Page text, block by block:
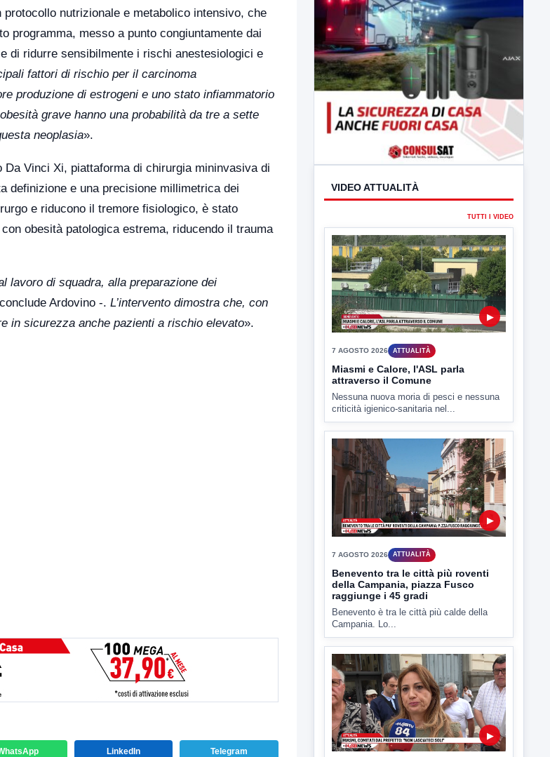
protocollo nutrizionale e metabolico intensivo, che
programma, messo a punto congiuntamente dai
di ridurre sensibilmente i rischi anestesiologici e
fattori di rischio per il carcinoma
produzione di estrogeni e uno stato infiammatorio
grave hanno una probabilità da tre a sette
neoplasia».
Vinci Xi, piattaforma di chirurgia mininvasiva di
definizione e una precisione millimetrica dei
e riducono il tremore fisiologico, è stato
obesità patologica estrema, riducendo il trauma
lavoro di squadra, alla preparazione dei
Ardovino -. L’intervento dimostra che, con
in sicurezza anche pazienti a rischio elevato».
LinkedIn Telegram
VIDEO ATTUALITÀ
TUTTI I VIDEO
Miasmi e Calore, l'ASL parla
attraverso il Comune
Nessuna nuova moria di pesci e nessuna
criticità igienico-sanitaria nel...
▶
7 AGOSTO 2026
Benevento tra le città più roventi
della Campania, piazza Fusco
raggiunge i 45 gradi
Benevento è tra le città più calde della
Campania. Lo...